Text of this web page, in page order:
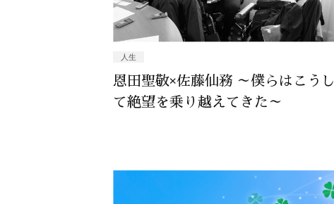
人生
恩田聖敬×佐藤仙務 ～僕らはこうし
て絶望を乗り越えてきた～